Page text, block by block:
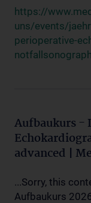
https://
uns/events/
perioperative-
Aufbaukurs -
advanced |
...Sorry, this
Aufbaukurs